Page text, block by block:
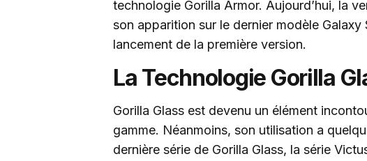
technologie Gorilla Armor. Aujourd’hui, la
son apparition sur le dernier modèle
lancement de la première version.
La Technologie Gorilla
Gorilla Glass est devenu un élément
gamme. Néanmoins, son utilisation a
dernière série de Gorilla Glass, la série